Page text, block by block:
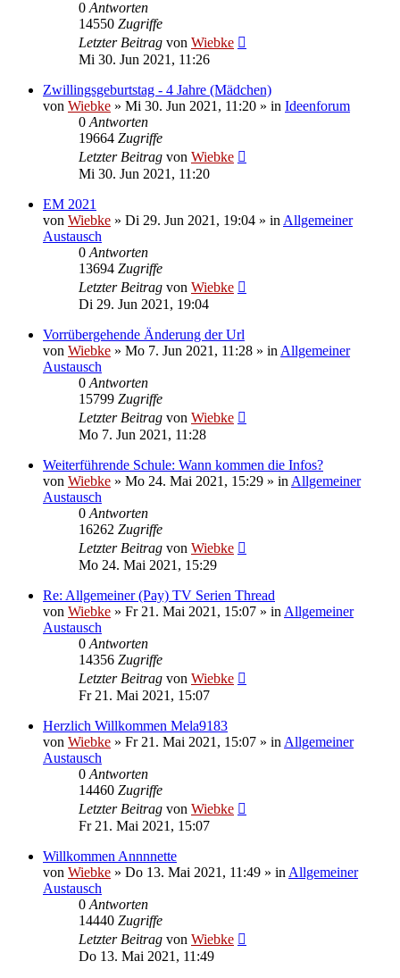
0Antworten
14550 Zugriffe
Letzter Beitrag von Wiebke
Mi 30. Jun 2021, 11:26
Zwillingsgeburtstag - 4 Jahre (Mädchen)
von Wiebke » Mi 30. Jun 2021, 11:20 » in Ideenforum
0Antworten
19664 Zugriffe
Letzter Beitrag von Wiebke
Mi 30. Jun 2021, 11:20
EM 2021
von Wiebke » Di 29. Jun 2021, 19:04 » inAllgemeiner
Austausch
0Antworten
13694 Zugriffe
Letzter Beitrag von Wiebke
Di 29. Jun 2021, 19:04
Vorrübergehende Änderung der Url
von Wiebke » Mo 7. Jun 2021, 11:28 » inAllgemeiner
Austausch
0Antworten
15799 Zugriffe
Letzter Beitrag von Wiebke
Mo 7. Jun 2021, 11:28
Weiterführende Schule: Wann kommen die Infos?
von Wiebke » Mo 24. Mai 2021, 15:29 » inAllgemeiner
Austausch
0Antworten
16262 Zugriffe
Letzter Beitrag von Wiebke
Mo 24. Mai 2021, 15:29
Re: Allgemeiner (Pay) TV Serien Thread
von Wiebke » Fr 21. Mai 2021, 15:07 » inAllgemeiner
Austausch
0Antworten
14356 Zugriffe
Letzter Beitrag von Wiebke
Fr 21. Mai 2021, 15:07
Herzlich Willkommen Mela9183
von Wiebke » Fr 21. Mai 2021, 15:07 » inAllgemeiner
Austausch
0Antworten
14460 Zugriffe
Letzter Beitrag von Wiebke
Fr 21. Mai 2021, 15:07
Willkommen Annnnette
von Wiebke » Do 13. Mai 2021, 11:49 » inAllgemeiner
Austausch
0Antworten
14440 Zugriffe
Letzter Beitrag von Wiebke
Do 13. Mai 2021, 11:49